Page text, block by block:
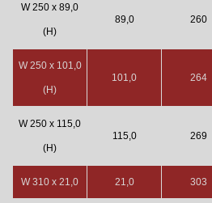
W 250 x 89,0
(H)
89,0 260
W 250 x 101,0
(H)
101,0 264
W 250 x 115,0
(H)
115,0 269
W 310 x 21,0 21,0 303